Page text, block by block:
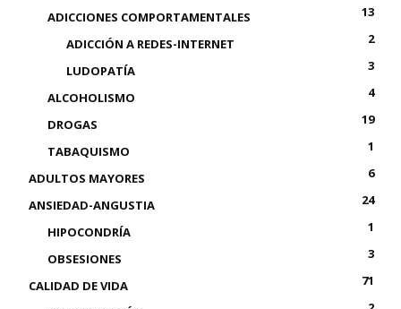
ADICCIONES COMPORTAMENTALES
13
ADICCIÓN A REDES-INTERNET
2
LUDOPATÍA
3
ALCOHOLISMO
4
DROGAS
19
TABAQUISMO
1
ADULTOS MAYORES
6
ANSIEDAD-ANGUSTIA
24
HIPOCONDRÍA
1
OBSESIONES
3
CALIDAD DE VIDA
71